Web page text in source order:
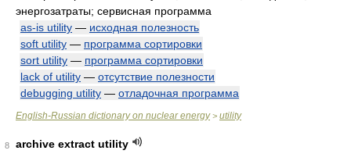
энергозатраты; сервисная программа
as-is utility — исходная полезность
soft utility — программа сортировки
sort utility — программа сортировки
lack of utility — отсутствие полезности
debugging utility — отладочная программа
English-Russian dictionary on nuclear energy> utility
8
archive extract utility